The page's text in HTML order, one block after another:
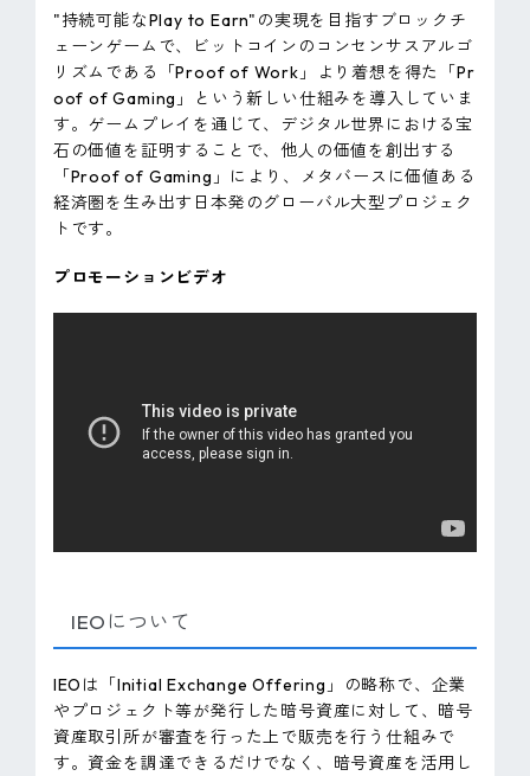
"持続可能なPlay to Earn"の実現を目指すブロックチ
ェーンゲームで、ビットコインのコンセンサスアルゴ
リズムである「Proof of Work」より着想を得た「Pr
oof of Gaming」という新しい仕組みを導入していま
す。ゲームプレイを通じて、デジタル世界における宝
石の価値を証明することで、他人の価値を創出する
「Proof of Gaming」により、メタバースに価値ある
経済圏を生み出す日本発のグローバル大型プロジェク
トです。
プロモーションビデオ
IEOについて
IEOは「Initial Exchange Offering」の略称で、企業
やプロジェクト等が発行した暗号資産に対して、暗号
資産取引所が審査を行った上で販売を行う仕組みで
す。資金を調達できるだけでなく、暗号資産を活用し